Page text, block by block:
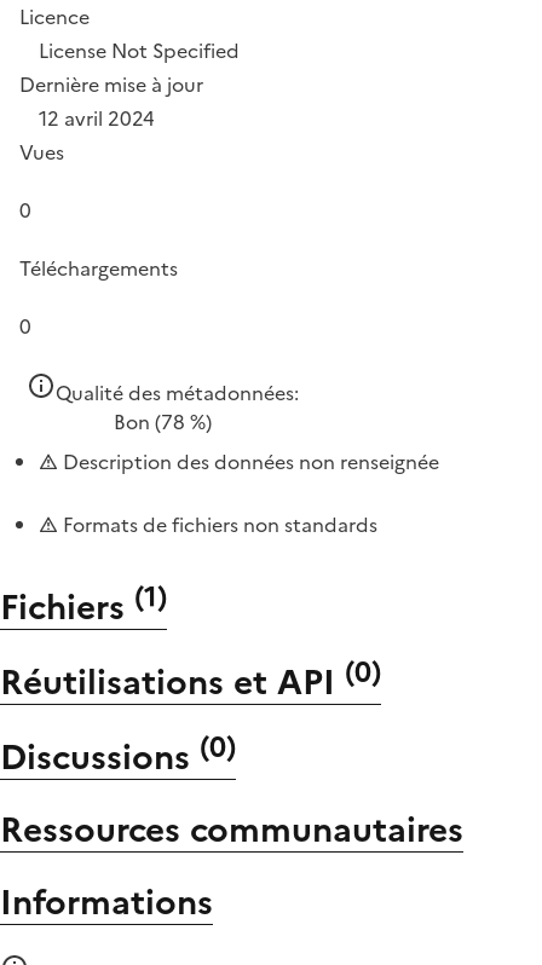
Licence
License Not Specified
Dernière mise à jour
12 avril 2024
Vues
0
Téléchargements
0
Qualité des métadonnées:
Bon (78 %)
Description des données non renseignée
Formats de fichiers non standards
Fichiers (1)
Réutilisations et API (0)
Discussions (0)
Ressources communautaires
Informations